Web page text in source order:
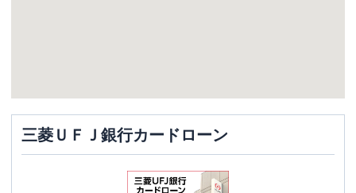
三菱ＵＦＪ銀行カードローン